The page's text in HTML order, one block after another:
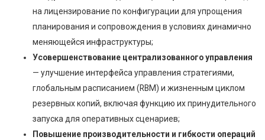
на лицензирование по конфигурации для упрощения
планирования и сопровождения в условиях динамично
меняющейся инфраструктуры;
Усовершенствование централизованного управления
— улучшение интерфейса управления стратегиями,
глобальным расписанием (RBM) и жизненным циклом
резервных копий, включая функцию их принудительного
запуска для оперативных сценариев;
Повышение производительности и гибкости операций